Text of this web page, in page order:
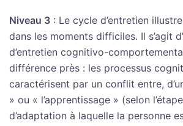
Niveau 3 : Le cycle d’entretien
dans les moments difficiles. Il s’agit
d’entretien cognitivo-
différence près : les processus
caractérisent par un conflit entre,
» ou « l’apprentissage » (selon
d’adaptation à laquelle la personne